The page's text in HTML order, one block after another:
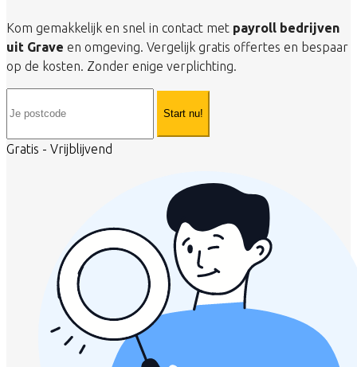
Kom gemakkelijk en snel in contact met payroll bedrijven
uit Grave en omgeving. Vergelijk gratis offertes en bespaar
op de kosten. Zonder enige verplichting.
Start nu!
Gratis - Vrijblijvend